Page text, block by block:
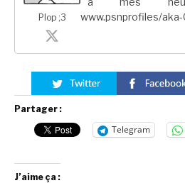
Plop ;3
www.psnprofiles/
Partager :
Telegram
J’aime ça :